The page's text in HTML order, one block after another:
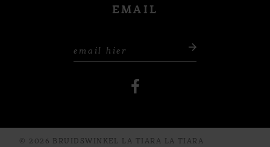
EMAIL
© 2026 BRUIDSWINKEL LA TIARA LA TIARA